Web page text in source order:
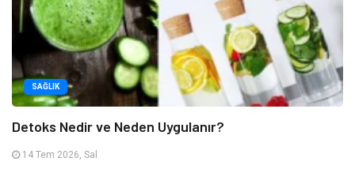
SAĞLIK
Detoks Nedir ve Neden Uygulanır?
14 Tem 2026, Sal